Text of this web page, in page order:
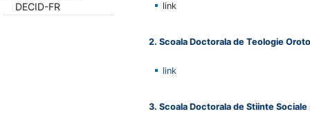
DECID-FR
link
2. Scoala Doctorala de Teologie
link
3. Scoala Doctorala de Stiinte Sociale